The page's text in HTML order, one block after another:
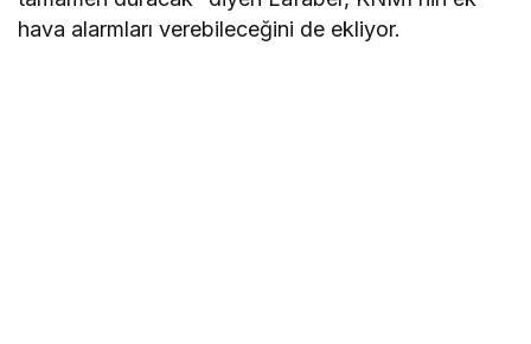
hava alarmları verebileceğini de ekliyor.